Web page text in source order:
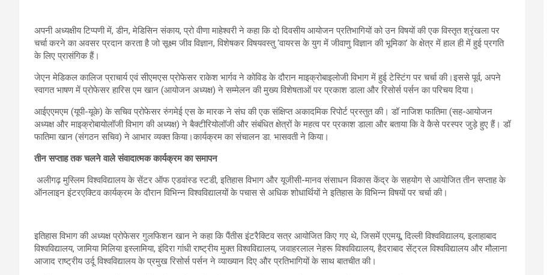
अपनी अध्यक्षीय टिप्पणी में, डीन, मेडिसिन संकाय, प्रो वीणा माहेश्वरी ने कहा कि दो दिवसीय आयोजन प्रतिभागियों को उन विषयों की एक विस्तृत श्रृंखला पर
चर्चा करने का अवसर प्रदान करता है जो सूक्ष्म जीव विज्ञान, विशेषकर विषयवस्तु ‘वायरस के युग में जीवाणु विज्ञान की भूमिका’ के क्षेत्र में हाल ही में हुई प्रगति
के लिए प्रासंगिक हैं।
जेएन मेडिकल कालिज प्राचार्य एवं सीएमएस प्रोफेसर राकेश भार्गव ने कोविड के दौरान माइक्रोबाइलोजी विभाग में हुई टेस्टिंग पर चर्चा की।इससे पूर्व, अपने
स्वागत भाषण में प्रोफेसर हारिस एम खान (आयोजन अध्यक्ष) ने सम्मेलन की मुख्य विशेषताओं पर प्रकाश डाला और रिसोर्स पर्सन का परिचय दिया।
आईएएमएम (यूपी-यूके) के सचिव प्रोफेसर रुंगमेई एस के मारक ने संघ की एक संक्षिप्त अकादमिक रिपोर्ट प्रस्तुत की। डॉ नाजिश फातिमा (सह-आयोजन
अध्यक्ष और माइक्रोबायोलॉजी विभाग की अध्यक्ष) ने बैक्टीरियोलॉजी और संबंधित क्षेत्रों के महत्व पर प्रकाश डाला और बताया कि वे कैसे परस्पर जुड़े हुए हैं। डॉ
फातिमा खान (संगठन सचिव) ने आभार व्यक्त किया।कार्यक्रम का संचालन डा. भासवती ने किया।
तीन सप्ताह तक चलने वाले संवादात्मक कार्यक्रम का समापन
अलीगढ़ मुस्लिम विश्वविद्यालय के सेंटर ऑफ एडवांस्ड स्टडी, इतिहास विभाग और यूजीसी-मानव संसाधन विकास केंद्र के सहयोग से आयोजित तीन सप्ताह के
ऑनलाइन इंटरएक्टिव कार्यक्रम के दौरान विभिन्न विश्वविद्यालयों के पचास से अधिक शोधार्थियों ने इतिहास के विभिन्न विषयों पर चर्चा की।
इतिहास विभाग की अध्यक्ष प्रोफेसर गुलफिशन खान ने कहा कि पैंतीस इंटरैक्टिव सत्र आयोजित किए गए थे, जिसमें एएमयू, दिल्ली विश्वविद्यालय, इलाहाबाद
विश्वविद्यालय, जामिया मिलिया इस्लामिया, इंदिरा गांधी राष्ट्रीय मुक्त विश्वविद्यालय, जवाहरलाल नेहरू विश्वविद्यालय, हैदराबाद सेंट्रल विश्वविद्यालय और मौलाना
आजाद राष्ट्रीय उर्दू विश्वविद्यालय के प्रमुख रिसोर्स पर्सन ने व्याख्यान दिए और प्रतिभागियों के साथ बातचीत की।